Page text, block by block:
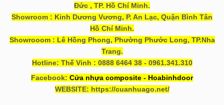
Đức , TP. Hồ Chí Minh.
Showroom : Kinh Dương Vương, P. An Lạc, Quận Bình Tân
Hồ Chí Minh.
Showrooom : Lê Hồng Phong, Phường Phước Long, TP.Nha
Trang.
Hotline: Thế Vinh : 0888 6464 38 - 0961.341.310
Facebook: Cửa nhựa composite - Hoabinhdoor
WEBSITE: https://cuanhuago.net/